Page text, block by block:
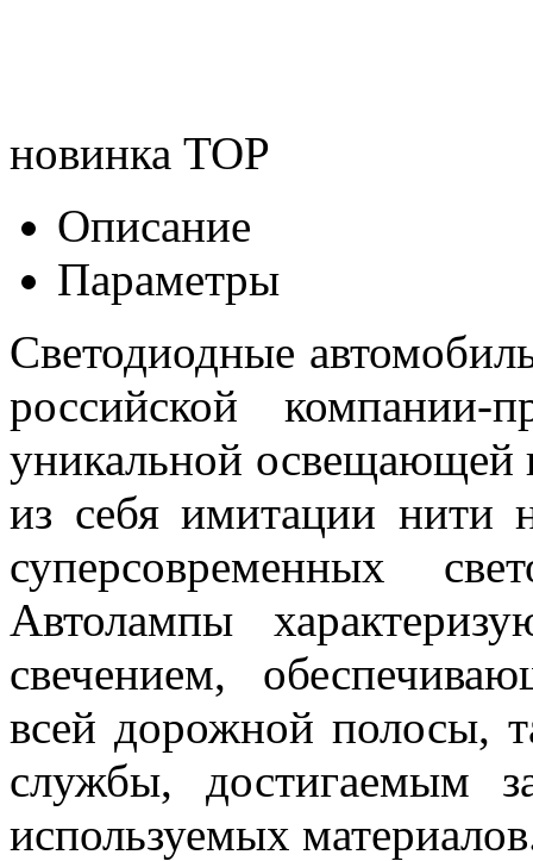
новинка TOP
Описание
Параметры
Светодиодные
российской компании-
уникальной освещающей
из себя имитации нити
суперсовременных
Автолампы
свечением,
всей дорожной полосы,
службы, достигаемым
используемых